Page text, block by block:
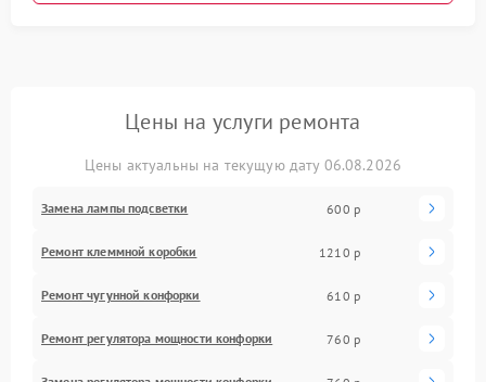
Цены на услуги ремонта
Цены актуальны на текущую дату 06.08.2026
Замена лампы подсветки 600 р
Ремонт клеммной коробки 1210 р
Ремонт чугунной конфорки 610 р
Ремонт регулятора мощности конфорки 760 р